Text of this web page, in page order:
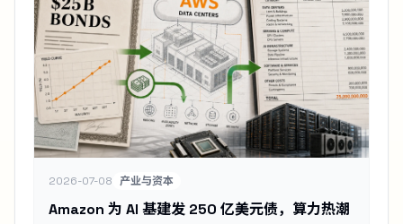
2026-07-08 产业与资本
Amazon 为 AI 基建发 250 亿美元债，算力热潮